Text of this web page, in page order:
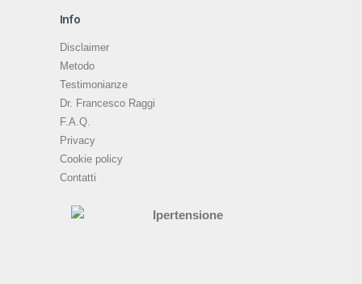
Info
Disclaimer
Metodo
Testimonianze
Dr. Francesco Raggi
F.A.Q.
Privacy
Cookie policy
Contatti